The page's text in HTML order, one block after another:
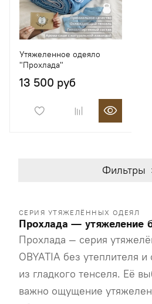
Утяжеленное одеяло
"Прохлада"
13 500 руб
Фильтры
СЕРИЯ УТЯЖЕЛЁННЫХ ОДЕЯЛ
Прохлада — утяжеление
Прохлада — серия
OBYATIA без утеплителя
из гладкого тенселя. Её
важно ощущение